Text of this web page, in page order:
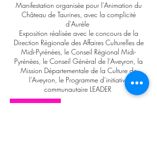
Manifestation organisée pour l'Animation du
Château de Taurines, avec la complicité
d'Aurèle
Exposition réalisée avec le concours de la
Direction Régionale des Affaires Culturelles de
Midi-Pyrénées, le Conseil Régional Midi-
Pyrénées, le Conseil Général de l’Aveyron, la
Mission Départementale de la Culture de
l’Aveyron, le Programme d’initiative
communautaire LEADER